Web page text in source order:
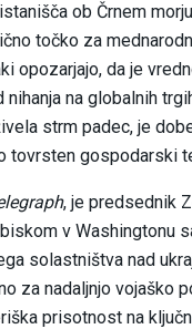
ob Črnem
točko za
opozarjajo, da je
na globalnih
strm padec, je
tovrsten gospodarski
, je predsednik
v Washingtonu
solastništva nad
za nadaljnjo vojaško
prisotnost na